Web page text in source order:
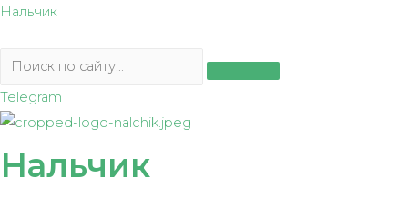
Перейти
содержимому
Нальчик
Telegram
Нальчик